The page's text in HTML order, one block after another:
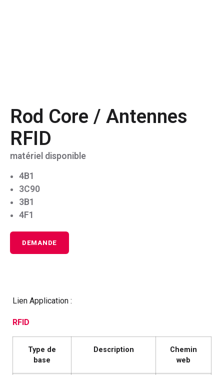
Rod Core / Antennes
RFID
matériel disponible
4B1
3C90
3B1
4F1
DEMANDE
Lien Application :
RFID
Type de
base
Description
Chemin
web